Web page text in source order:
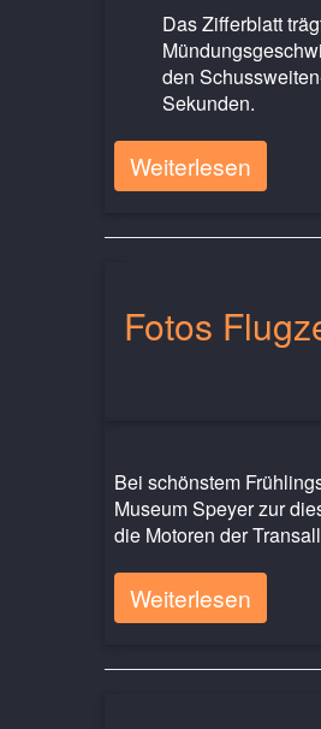
Das Zifferblatt
den
Sekunden.
Weiterlesen
Fotos
Bei schönstem
Museum Speyer zur
die Motoren der
Weiterlesen